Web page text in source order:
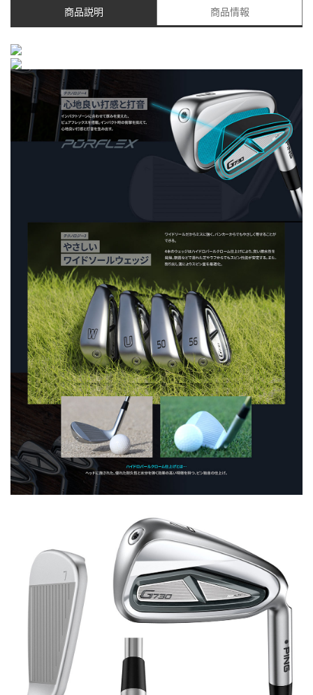
商品説明 商品情報